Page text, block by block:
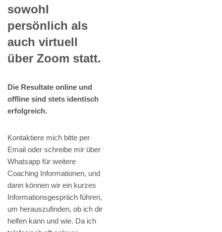
sowohl
persönlich als
auch virtuell
über Zoom statt.
Die Resultate online und
offline sind stets identisch
erfolgreich.
Kontaktiere mich bitte per
Email oder schreibe mir über
Whatsapp für weitere
Coaching Informationen, und
dann können wir ein kurzes
Informationsgespräch führen,
um herauszufinden, ob ich dir
helfen kann und wie. Da ich